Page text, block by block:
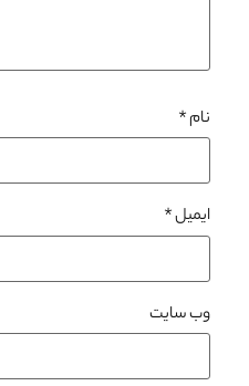
نام*
ایمیل*
وب‌ سایت